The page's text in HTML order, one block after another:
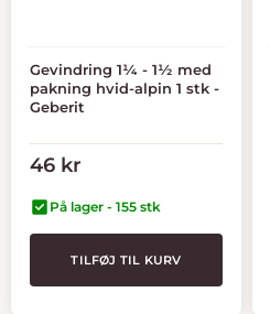
Gevindring 1¼ - 1½ med
pakning hvid-alpin 1 stk -
Geberit
Tilbudspris
46 kr
På lager - 155 stk
TILFØJ TIL KURV